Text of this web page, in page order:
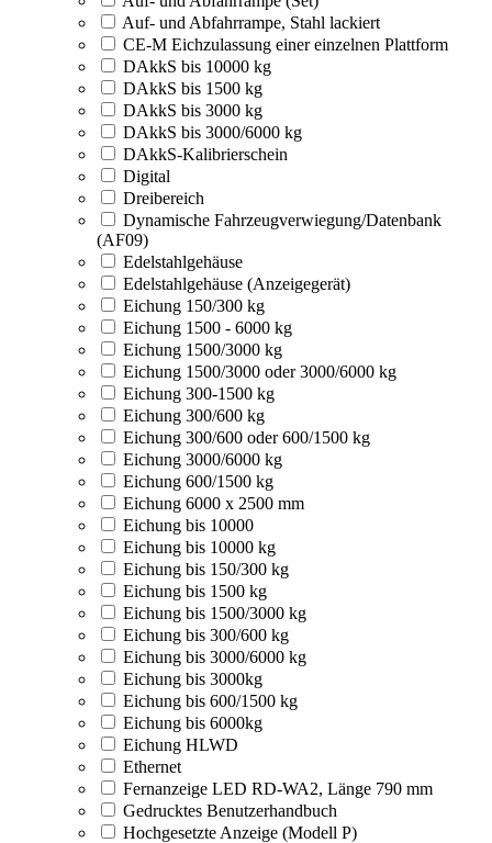
Auf- und Abfahrrampe, Stahl lackiert
CE-M Eichzulassung einer einzelnen Plattform
DAkkS bis 10000 kg
DAkkS bis 1500 kg
DAkkS bis 3000 kg
DAkkS bis 3000/6000 kg
DAkkS-Kalibrierschein
Digital
Dreibereich
Dynamische Fahrzeugverwiegung/Datenbank
(AF09)
Edelstahlgehäuse
Edelstahlgehäuse (Anzeigegerät)
Eichung 150/300 kg
Eichung 1500 - 6000 kg
Eichung 1500/3000 kg
Eichung 1500/3000 oder 3000/6000 kg
Eichung 300-1500 kg
Eichung 300/600 kg
Eichung 300/600 oder 600/1500 kg
Eichung 3000/6000 kg
Eichung 600/1500 kg
Eichung 6000 x 2500 mm
Eichung bis 10000
Eichung bis 10000 kg
Eichung bis 150/300 kg
Eichung bis 1500 kg
Eichung bis 1500/3000 kg
Eichung bis 300/600 kg
Eichung bis 3000/6000 kg
Eichung bis 3000kg
Eichung bis 600/1500 kg
Eichung bis 6000kg
Eichung HLWD
Ethernet
Fernanzeige LED RD-WA2, Länge 790 mm
Gedrucktes Benutzerhandbuch
Hochgesetzte Anzeige (Modell P)